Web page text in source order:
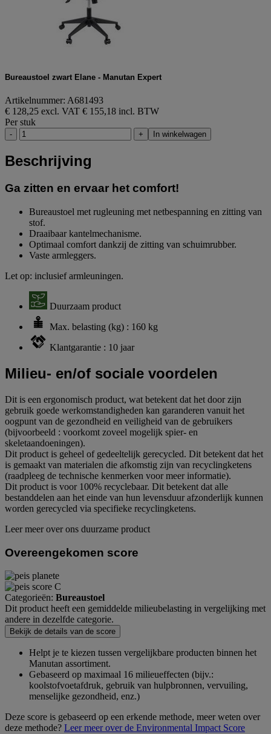
Bureaustoel zwart Elane - Manutan Expert
Artikelnummer: A681493
€ 128,25 excl. VAT € 155,18 incl. BTW
Per stuk
- + In winkelwagen
Beschrijving
Ga zitten en ervaar het comfort!
Bureaustoel met rugleuning met netbespanning en zitting van
stof.
Draaibaar kantelmechanisme.
Optimaal comfort dankzij de zitting van schuimrubber.
Vaste armleggers.
Let op: inclusief armleuningen.
Duurzaam product
Max. belasting (kg) : 160 kg
Klantgarantie : 10 jaar
Milieu- en/of sociale voordelen
Dit is een ergonomisch product, wat betekent dat het door zijn
gebruik goede werkomstandigheden kan garanderen vanuit het
oogpunt van de gezondheid en veiligheid van de gebruikers
(bijvoorbeeld : voorkomt zoveel mogelijk spier- en
skeletaandoeningen).
Dit product is geheel of gedeeltelijk gerecycled. Dit betekent dat het
is gemaakt van materialen die afkomstig zijn van recyclingketens
(raadpleeg de technische kenmerken voor meer informatie).
Dit product is voor 100% recyclebaar. Dit betekent dat alle
bestanddelen aan het einde van hun levensduur afzonderlijk kunnen
worden gerecycled via specifieke recyclingketens.
Leer meer over ons duurzame product
Overeengekomen score
Categorieën: Bureaustoel
Dit product heeft een gemiddelde milieubelasting in vergelijking met
andere in dezelfde categorie.
Bekijk de details van de score
Helpt je te kiezen tussen vergelijkbare producten binnen het
Manutan assortiment.
Gebaseerd op maximaal 16 milieueffecten (bijv.:
koolstofvoetafdruk, gebruik van hulpbronnen, vervuiling,
menselijke gezondheid, enz.)
Deze score is gebaseerd op een erkende methode, meer weten over
deze methode? Leer meer over de Environmental Impact Score